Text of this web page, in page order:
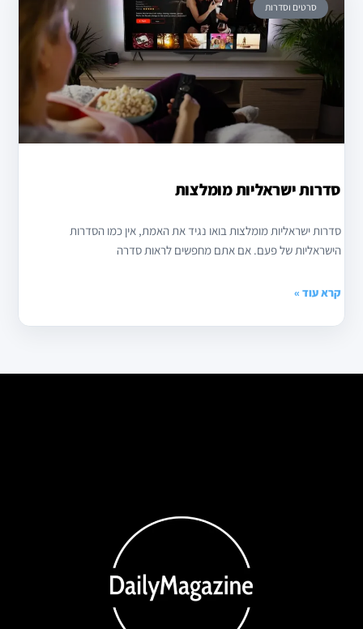
סרטים וסדרות
סדרות ישראליות מומלצות
סדרות ישראליות מומלצות בואו נגיד את האמת, אין כמו הסדרות
הישראליות של פעם. אם אתם מחפשים לראות סדרה
קרא עוד »